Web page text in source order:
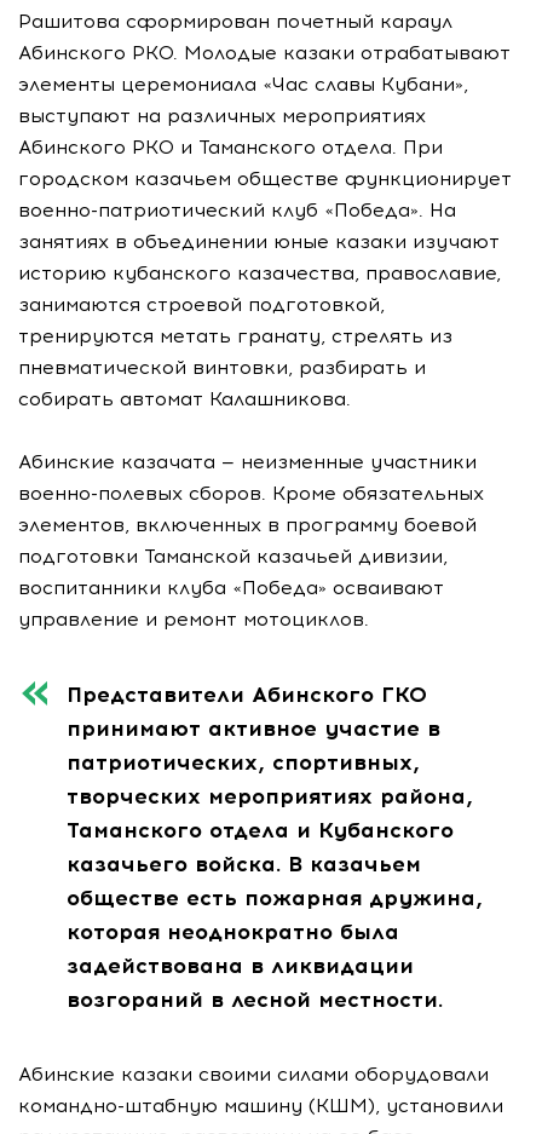
Рашитова сформирован почетный караул
Абинского РКО. Молодые казаки отрабатывают
элементы церемониала «Час славы Кубани»,
выступают на различных мероприятиях
Абинского РКО и Таманского отдела. При
городском казачьем обществе функционирует
военно-патриотический клуб «Победа». На
занятиях в объединении юные казаки изучают
историю кубанского казачества, православие,
занимаются строевой подготовкой,
тренируются метать гранату, стрелять из
пневматической винтовки, разбирать и
собирать автомат Калашникова.
Абинские казачата — неизменные участники
военно-полевых сборов. Кроме обязательных
элементов, включенных в программу боевой
подготовки Таманской казачьей дивизии,
воспитанники клуба «Победа» осваивают
управление и ремонт мотоциклов.
Представители Абинского ГКО
принимают активное участие в
патриотических, спортивных,
творческих мероприятиях района,
Таманского отдела и Кубанского
казачьего войска. В казачьем
обществе есть пожарная дружина,
которая неоднократно была
задействована в ликвидации
возгораний в лесной местности.
Абинские казаки своими силами оборудовали
командно-штабную машину (КШМ), установили